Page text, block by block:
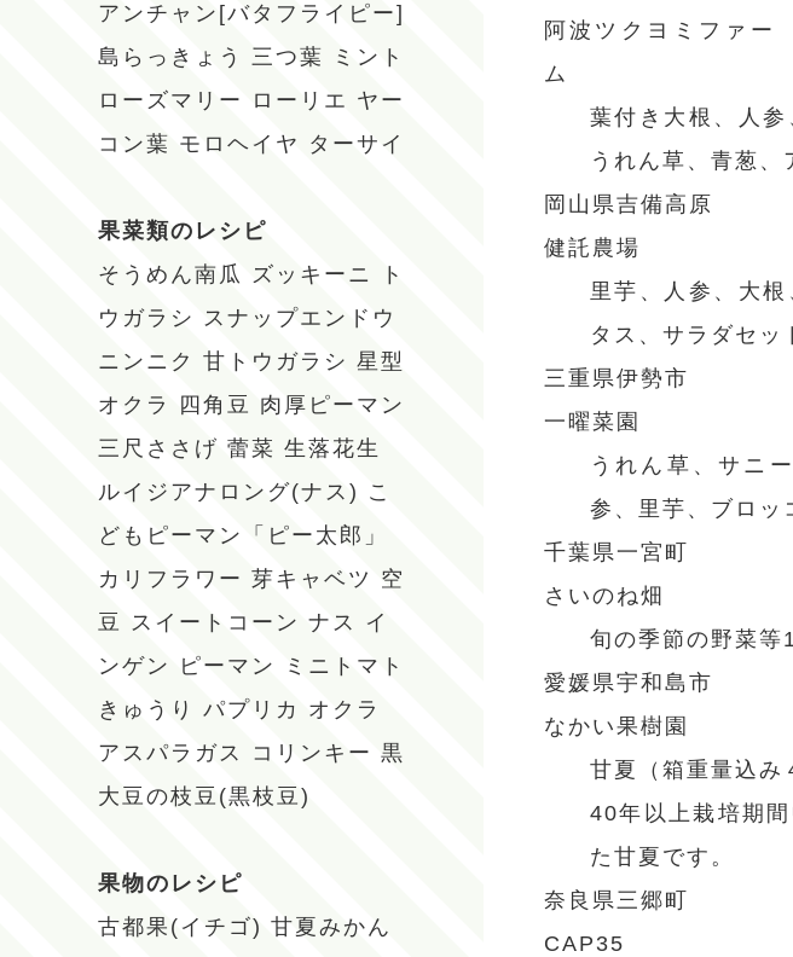
アンチャン[バタフライピー]
島らっきょう
三つ葉
ミント
ローズマリー
ローリエ ヤー
コン葉 モロヘイヤ ターサイ
果菜類のレシピ
そうめん南瓜 ズッキーニ
ト
ウガラシ スナップエンドウ
ニンニク 甘トウガラシ 星型
オクラ
四角豆 肉厚ピーマン
三尺ささげ 蕾菜 生落花生
ルイジアナロング(ナス) こ
どもピーマン「ピー太郎」
カリフラワー 芽キャベツ 空
豆 スイートコーン ナス
イ
ンゲン
ピーマン
ミニトマト
きゅうり
パプリカ オクラ
アスパラガス
コリンキー 黒
大豆の枝豆(黒枝豆)
果物のレシピ
古都果(イチゴ) 甘夏みかん
阿波ツクヨミファー
ム
葉付き大根、人
うれん草、青葱、
岡山県吉備高原
健託農場
里芋、人参、大
タス、サラダセッ
三重県伊勢市
一曜菜園
うれん草、サニ
参、里芋、ブロッ
千葉県一宮町
さいのね畑
旬の季節の野菜等
愛媛県宇和島市
なかい果樹園
甘夏（箱重量込み
40年以上栽培期
た甘夏です。
奈良県三郷町
CAP35